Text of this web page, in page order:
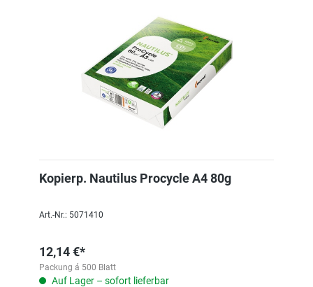
Kopierp. Nautilus Procycle A4 80g
Art.-Nr.: 5071410
12,14 €*
Packung á 500 Blatt
Auf Lager – sofort lieferbar